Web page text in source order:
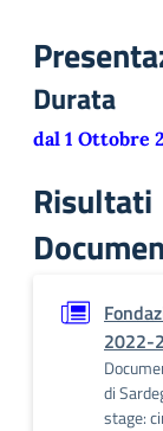
Durata
dal 1 Ottobre
Risultati
2022-
di
stage: